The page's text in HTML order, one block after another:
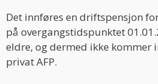
Det innføres en driftspensjon
på overgangstidspunktet
eldre, og dermed ikke kommer
privat AFP.